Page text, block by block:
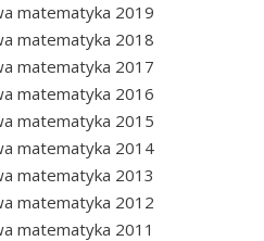
matematyka 2019
matematyka 2018
matematyka 2017
matematyka 2016
matematyka 2015
matematyka 2014
matematyka 2013
matematyka 2012
matematyka 2011